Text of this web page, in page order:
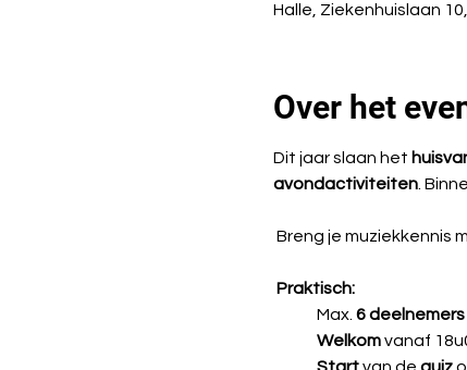
Halle, Ziekenhuislaan
Over het
Dit jaar slaan het
avondactiviteiten.
Breng je muziekkennis
Praktisch:
	Max.
6
Welkom vanaf